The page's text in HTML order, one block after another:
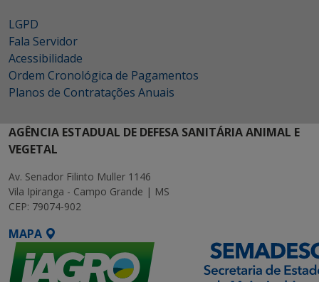
LGPD
Fala Servidor
Acessibilidade
Ordem Cronológica de Pagamentos
Planos de Contratações Anuais
AGÊNCIA ESTADUAL DE DEFESA SANITÁRIA ANIMAL E
VEGETAL
Av. Senador Filinto Muller 1146
Vila Ipiranga - Campo Grande | MS
CEP: 79074-902
MAPA